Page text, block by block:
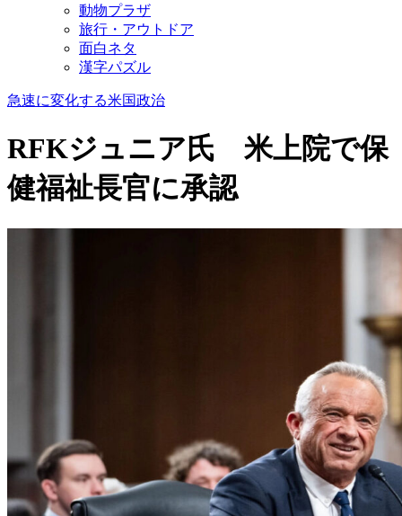
動物プラザ
旅行・アウトドア
面白ネタ
漢字パズル
急速に変化する米国政治
RFKジュニア氏 米上院で保
健福祉長官に承認